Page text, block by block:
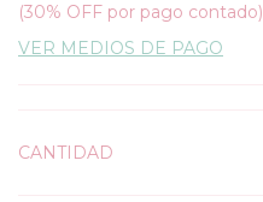
(30% OFF por pago contado)
VER MEDIOS DE PAGO
CANTIDAD